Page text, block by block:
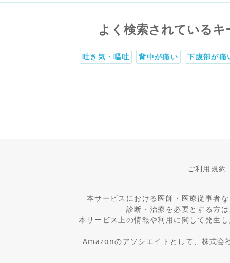
よく検索されているキ
吐き気・嘔吐 背中が痛い 下腹部が痛
ご利用規約
本サービスにおける医師・医療従事者
診断・治療を必要とする方
本サービス上の情報や利用に関して発生
Amazonのアソシエイトとして、株式会